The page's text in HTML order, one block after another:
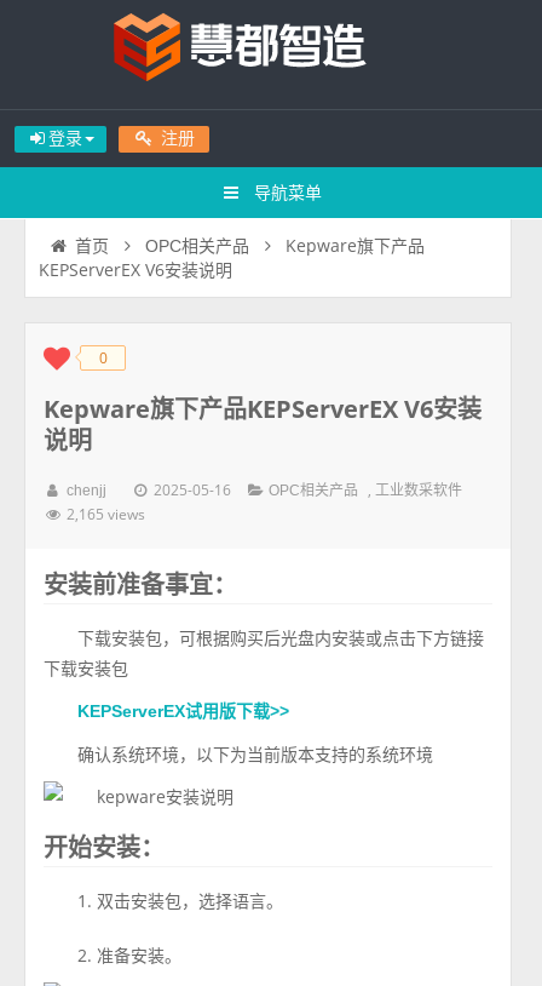
登录 注册
导航菜单
首页 OPC相关产品
Kepware旗下产品
KEPServerEX V6安装说明
◆◆ 0
Kepware旗下产品KEPServerEX V6安装
说明
chenjj 2025-05-16 OPC相关产品 ,工业数采软件
2,165 views
安装前准备事宜：
下载安装包，可根据购买后光盘内安装或点击下方链接
下载安装包
KEPServerEX试用版下载>>
确认系统环境，以下为当前版本支持的系统环境
开始安装：
1. 双击安装包，选择语言。
2. 准备安装。